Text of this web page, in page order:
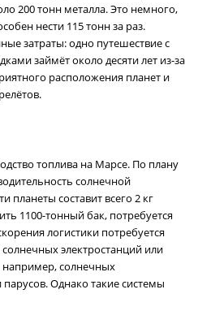
200 тонн металла. Это немного,
нести 115 тонн за раз.
затраты: одно путешествие с
займёт около десяти лет из-за
расположения планет и
топлива на Марсе. По плану
солнечной
планеты составит всего 2 кг
1100-тонный бак, потребуется
логистики потребуется
электростанций или
например, солнечных
парусов. Однако такие системы